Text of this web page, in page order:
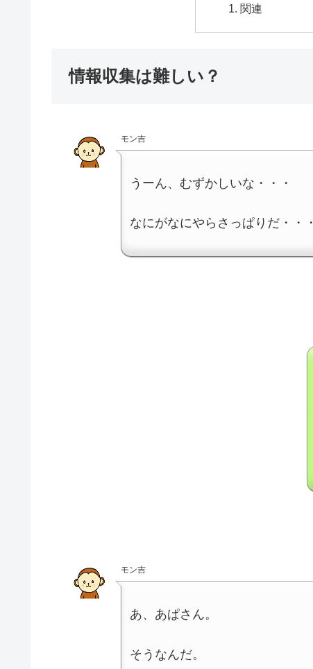
関連
情報収集は難しい？
モン吉
うーん、むずかしいな・・・
なにがなにやらさっぱりだ・・・
モン吉
あ、あぱさん。
そうなんだ。